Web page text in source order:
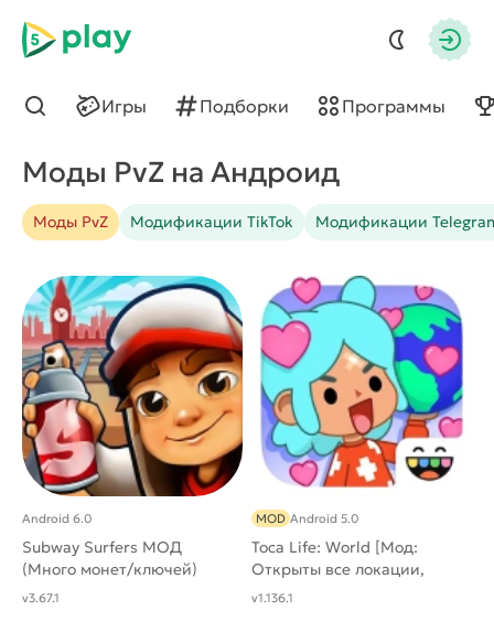
5play
Игры Подборки Программы
Найти
Моды PvZ на Андроид
Модификации TikTok Модификации
Моды PvZ
Subway Surfers МОД
(Много монет/ключей)
Android 6.0
v3.67.1
Toca Life: World [Мод:
Открыты все локации,
мебель и дома]
MOD Android 5.0
v1.136.1